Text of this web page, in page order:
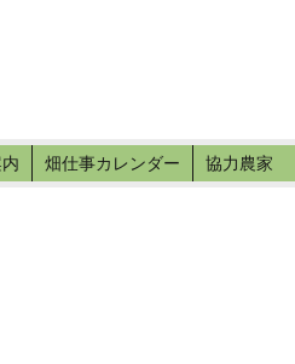
畑仕事カレンダー 協力農家